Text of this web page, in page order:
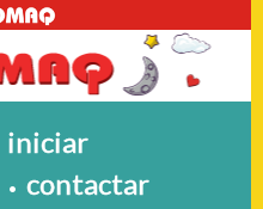
iniciar
• contactar